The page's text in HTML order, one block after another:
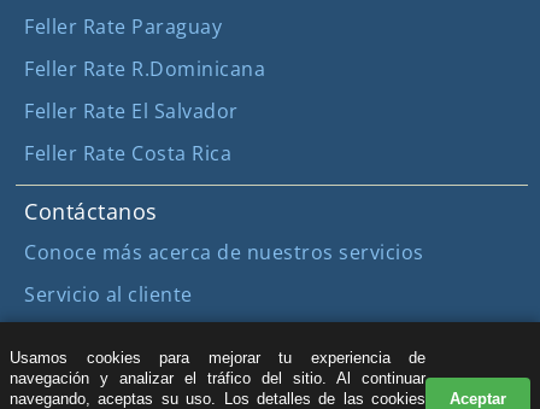
Feller Rate Paraguay
Feller Rate R.Dominicana
Feller Rate El Salvador
Feller Rate Costa Rica
Contáctanos
Conoce más acerca de nuestros servicios
Servicio al cliente
Registro para acceder a más contenido (sin costo)
Usamos cookies para mejorar tu experiencia de
navegación y analizar el tráfico del sitio. Al continuar
navegando, aceptas su uso. Los detalles de las cookies
Aceptar